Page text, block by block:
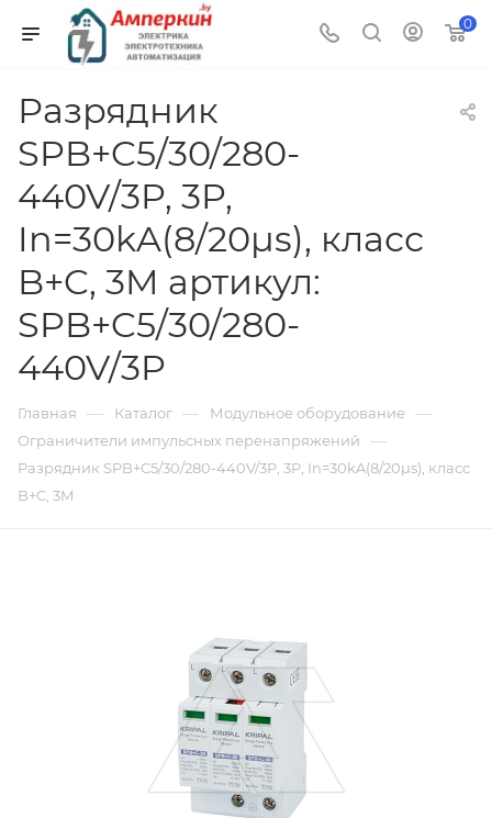
0
Разрядник
SPB+C5/30/280-
440V/3P, 3P,
In=30kA(8/20µs), класс
B+C, 3M артикул:
SPB+C5/30/280-
440V/3P
Главная — Каталог — Модульное оборудование —
Ограничители импульсных перенапряжений —
Разрядник SPB+C5/30/280-440V/3P, 3P, In=30kA(8/20µs), класс
B+C, 3M